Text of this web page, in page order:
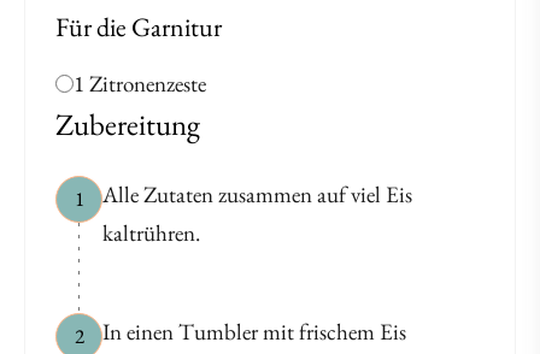
Für die Garnitur
1 Zitronenzeste
Zubereitung
1
Alle Zutaten zusammen auf viel Eis
kaltrühren.
2
In einen Tumbler mit frischem Eis